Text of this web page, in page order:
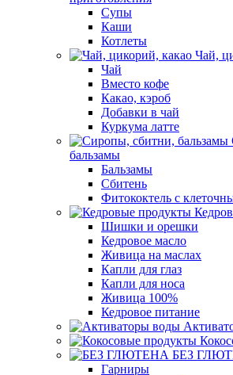
Супы
Каши
Котлеты
Чай,
Чай
Вместо кофе
Какао, кэроб
Добавки в чай
Куркума латте
бальзамы
Бальзамы
Сбитень
Фитококтель с
Шишки и орешки
Кедровое масло
Живица на маслах
Капли для глаз
Капли для носа
Живица 100%
Кедровое питание
БЕЗ
Гарниры